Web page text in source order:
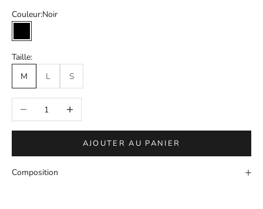
Couleur:Noir
Noir
Taille:
M
L S
Diminuer la quantitéAugmenter la quantité
AJOUTER AU PANIER
Composition